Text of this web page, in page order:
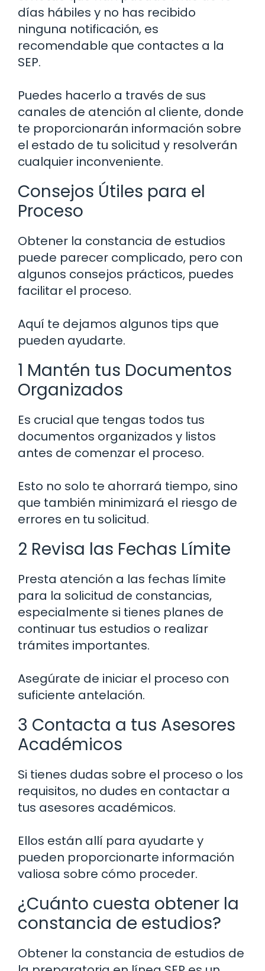
días hábiles y no has recibido
ninguna notificación, es
recomendable que contactes a la
SEP.
Puedes hacerlo a través de sus
canales de atención al cliente, donde
te proporcionarán información sobre
el estado de tu solicitud y resolverán
cualquier inconveniente.
Consejos Útiles para el
Proceso
Obtener la constancia de estudios
puede parecer complicado, pero con
algunos consejos prácticos, puedes
facilitar el proceso.
Aquí te dejamos algunos tips que
pueden ayudarte.
1 Mantén tus Documentos
Organizados
Es crucial que tengas todos tus
documentos organizados y listos
antes de comenzar el proceso.
Esto no solo te ahorrará tiempo, sino
que también minimizará el riesgo de
errores en tu solicitud.
2 Revisa las Fechas Límite
Presta atención a las fechas límite
para la solicitud de constancias,
especialmente si tienes planes de
continuar tus estudios o realizar
trámites importantes.
Asegúrate de iniciar el proceso con
suficiente antelación.
3 Contacta a tus Asesores
Académicos
Si tienes dudas sobre el proceso o los
requisitos, no dudes en contactar a
tus asesores académicos.
Ellos están allí para ayudarte y
pueden proporcionarte información
valiosa sobre cómo proceder.
¿Cuánto cuesta obtener la
constancia de estudios?
Obtener la constancia de estudios de